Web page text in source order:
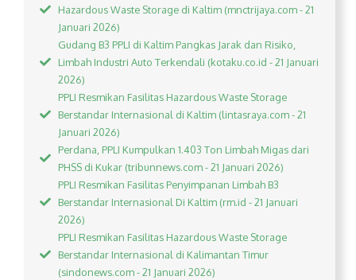
Hazardous Waste Storage di Kaltim (mnctrijaya.com - 21
Januari 2026)
Gudang B3 PPLI di Kaltim Pangkas Jarak dan Risiko,
Limbah Industri Auto Terkendali (kotaku.co.id - 21 Januari
2026)
PPLI Resmikan Fasilitas Hazardous Waste Storage
Berstandar Internasional di Kaltim (lintasraya.com - 21
Januari 2026)
Perdana, PPLI Kumpulkan 1.403 Ton Limbah Migas dari
PHSS di Kukar (tribunnews.com - 21 Januari 2026)
PPLI Resmikan Fasilitas Penyimpanan Limbah B3
Berstandar Internasional Di Kaltim (rm.id - 21 Januari
2026)
PPLI Resmikan Fasilitas Hazardous Waste Storage
Berstandar Internasional di Kalimantan Timur
(sindonews.com - 21 Januari 2026)